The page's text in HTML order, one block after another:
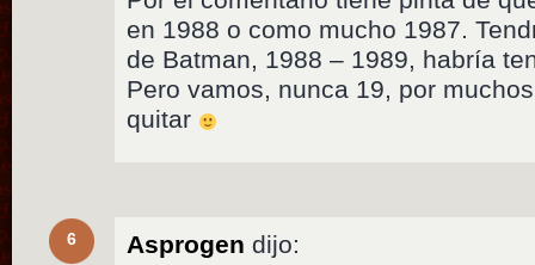
en 1988 o como mucho 1987.
de Batman, 1988 – 1989, habría
Pero vamos, nunca 19, por
quitar
6 Asprogen dijo: